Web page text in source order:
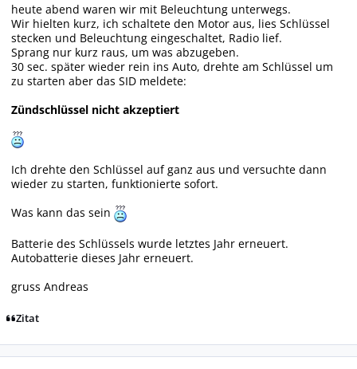
heute abend waren wir mit Beleuchtung unterwegs.
Wir hielten kurz, ich schaltete den Motor aus, lies Schlüssel
stecken und Beleuchtung eingeschaltet, Radio lief.
Sprang nur kurz raus, um was abzugeben.
30 sec. später wieder rein ins Auto, drehte am Schlüssel um
zu starten aber das SID meldete:
Zündschlüssel nicht akzeptiert
Ich drehte den Schlüssel auf ganz aus und versuchte dann
wieder zu starten, funktionierte sofort.
Was kann das sein
Batterie des Schlüssels wurde letztes Jahr erneuert.
Autobatterie dieses Jahr erneuert.
gruss Andreas
Zitat